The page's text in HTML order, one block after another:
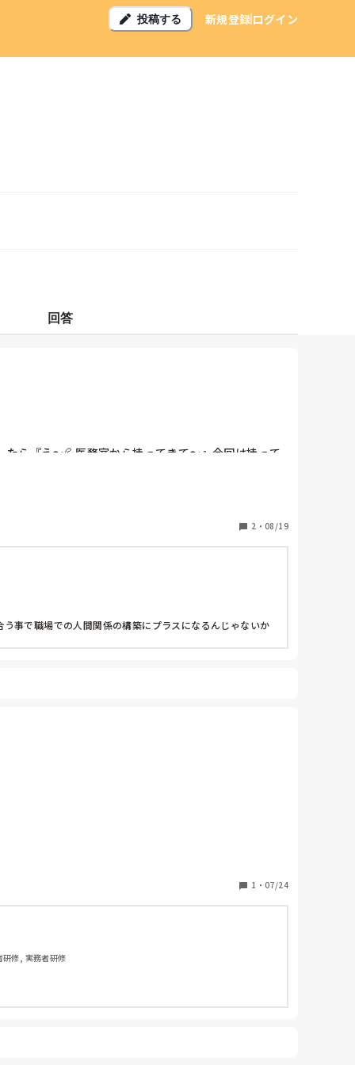
投稿する 新規登録ログイン
回答
ら『え〜💦医務室から持ってきて〜』今回は持って
2 ・ 08/19
事で職場での人間関係の構築にプラスになるんじゃないか
1 ・ 07/24
修, 実務者研修